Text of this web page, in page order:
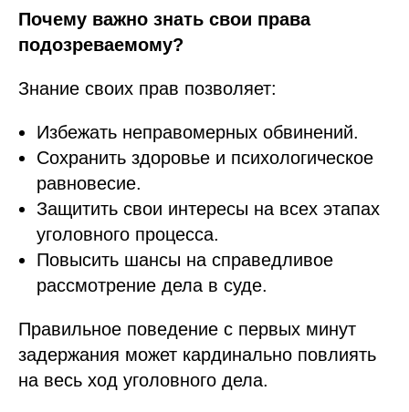
Почему важно знать свои права
подозреваемому?
Знание своих прав позволяет:
Избежать неправомерных обвинений.
Сохранить здоровье и психологическое
равновесие.
Защитить свои интересы на всех этапах
уголовного процесса.
Повысить шансы на справедливое
рассмотрение дела в суде.
Правильное поведение с первых минут
задержания может кардинально повлиять
на весь ход уголовного дела.